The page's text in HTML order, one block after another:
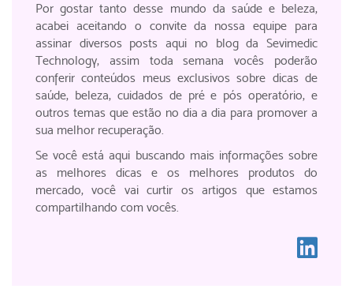
Por gostar tanto desse mundo da saúde e beleza,
acabei aceitando o convite da nossa equipe para
assinar diversos posts aqui no blog da Sevimedic
Technology, assim toda semana vocês poderão
conferir conteúdos meus exclusivos sobre dicas de
saúde, beleza, cuidados de pré e pós operatório, e
outros temas que estão no dia a dia para promover a
sua melhor recuperação.
Se você está aqui buscando mais informações sobre
as melhores dicas e os melhores produtos do
mercado, você vai curtir os artigos que estamos
compartilhando com vocês.